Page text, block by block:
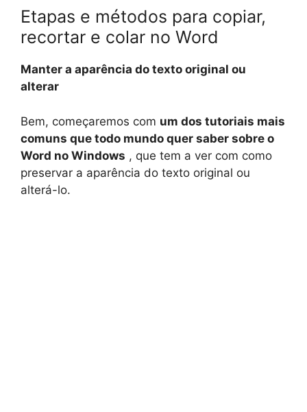
Etapas e métodos para copiar,
recortar e colar no Word
Manter a aparência do texto original ou
alterar
Bem, começaremos com um dos tutoriais mais
comuns que todo mundo quer saber sobre o
Word no Windows , que tem a ver com como
preservar a aparência do texto original ou
alterá-lo.